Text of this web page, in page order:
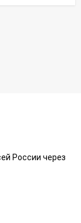
России через